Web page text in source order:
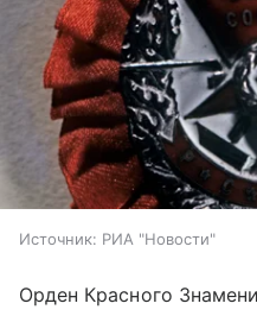
Источник: РИА "Новости"
Орден Красного